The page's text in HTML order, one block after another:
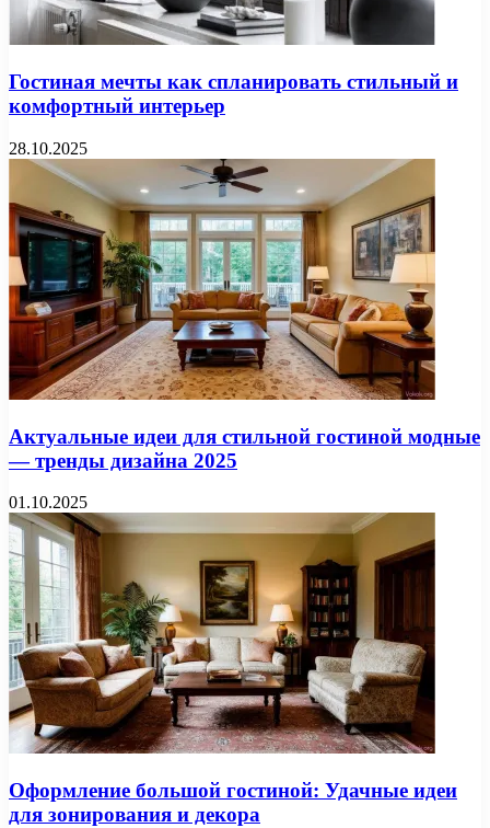
Гостиная мечты как спланировать стильный и
комфортный интерьер
28.10.2025
Актуальные идеи для стильной гостиной модные
— тренды дизайна 2025
01.10.2025
Оформление большой гостиной: Удачные идеи
для зонирования и декора